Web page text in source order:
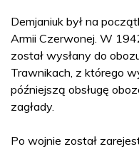
Demjaniuk był na
Armii Czerwonej. W
został wysłany do
Trawnikach, z którego
późniejszą obsługę
zagłady.
Po wojnie został